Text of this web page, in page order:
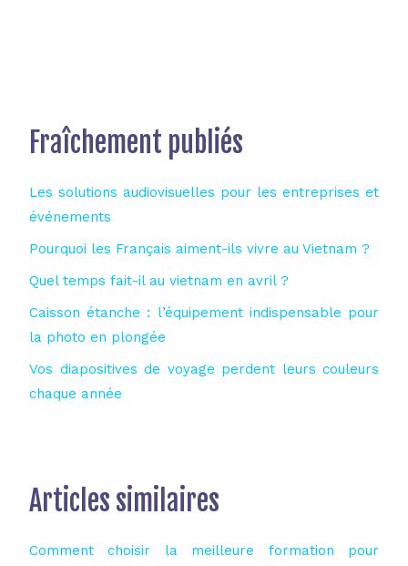
Fraîchement publiés
Les solutions audiovisuelles pour les entreprises et
événements
Pourquoi les Français aiment-ils vivre au Vietnam ?
Quel temps fait-il au vietnam en avril ?
Caisson étanche : l’équipement indispensable pour
la photo en plongée
Vos diapositives de voyage perdent leurs couleurs
chaque année
Articles similaires
Comment choisir la meilleure formation pour